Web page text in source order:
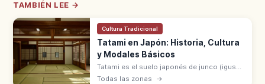
TAMBIÉN LEE →
Cultura Tradicional
Tatami en Japón: Historia, Cultura
y Modales Básicos
Tatami es el suelo japonés de junco (igusa),
símbolo del washitsu, generalizado desde
Todas las zonas →